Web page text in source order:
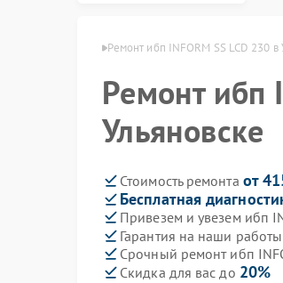
Ремонт ибп INFORM SS LCD 230 в
Ремонт ибп
Ульяновске
Стоимость ремонта от
Бесплатная
Привезем и увезем ибп
Гарантия на наши
Срочный ремонт ибп
Скидка для вас до 20%